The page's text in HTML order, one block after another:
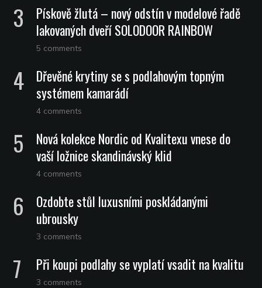
Pískově žlutá – nový odstín v modelové řadě
lakovaných dveří SOLODOOR RAINBOW
5 comments
Dřevěné krytiny se s podlahovým topným
systémem kamarádí
4 comments
Nová kolekce Nordic od Kvalitexu vnese do
vaší ložnice skandinávský klid
4 comments
Ozdobte stůl luxusními poskládanými
ubrousky
3 comments
Při koupi podlahy se vyplatí vsadit na kvalitu
3 comments